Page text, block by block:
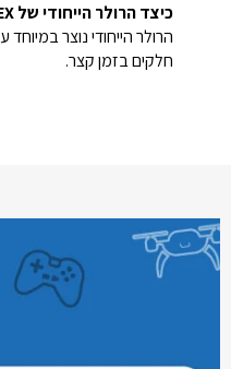
כיצד הרולר הייחודי של JETEX מסייע לגימורים?
הרולר הייחודי נוצר במיוחד
חלקים בזמן קצר.